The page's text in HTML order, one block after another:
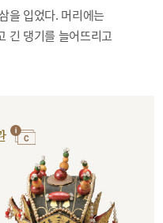
을 입었다. 머리에는
긴 댕기를 늘어뜨리고